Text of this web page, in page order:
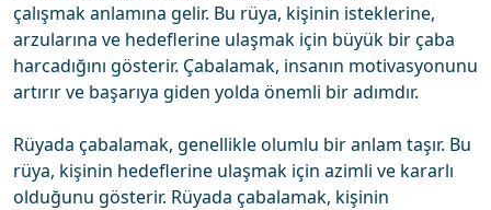
çalışmak anlamına gelir. Bu rüya, kişinin isteklerine,
arzularına ve hedeflerine ulaşmak için büyük bir çaba
harcadığını gösterir. Çabalamak, insanın motivasyonunu
artırır ve başarıya giden yolda önemli bir adımdır.
Rüyada çabalamak, genellikle olumlu bir anlam taşır. Bu
rüya, kişinin hedeflerine ulaşmak için azimli ve kararlı
olduğunu gösterir. Rüyada çabalamak, kişinin